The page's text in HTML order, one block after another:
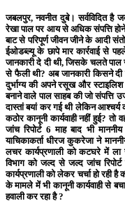
जबलपुर, नवनीत दुबे। सर्वविदित है
रेखा पाल पर आय से अधिक संपत्ति
बाट से परिपूर्ण जीवन जीने के आदी
ईओडब्ल्यू के छापे मार कार्रवाई से
जानकारी दे दी थी, जिसके चलते पाल
से फैली थी? अब जानकारी किसने दी
दुर्भाग्य की अपने रसूख और
बनाने वाले पाल साहब की जो
दास्तां बयां कर गई थी लेकिन
कठोर कानूनी कार्यवाही नहीं हुई?
जांच रिपोर्ट 6 माह बाद भी
याचिकाकर्ता धीरज कुकरेजा ने
लचर कार्यप्रणाली को कटघरे में ला
विभाग को जल्द से जल्द जांच
कार्यप्रणाली को लेकर चर्चा हो रही
के मामले में भी कानूनी कार्यवाही से
हवाली कर रहा है ?